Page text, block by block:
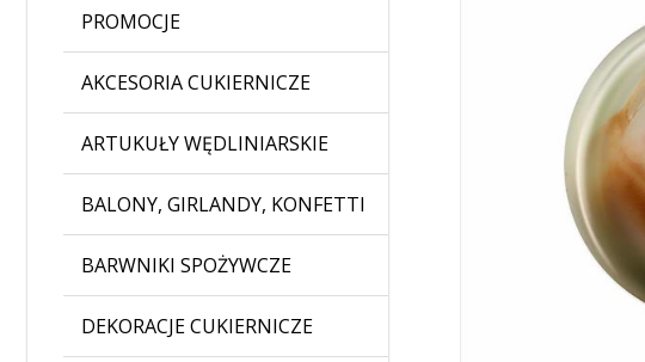
PROMOCJE
AKCESORIA CUKIERNICZE
ARTUKUŁY WĘDLINIARSKIE
BALONY, GIRLANDY, KONFETTI
BARWNIKI SPOŻYWCZE
DEKORACJE CUKIERNICZE